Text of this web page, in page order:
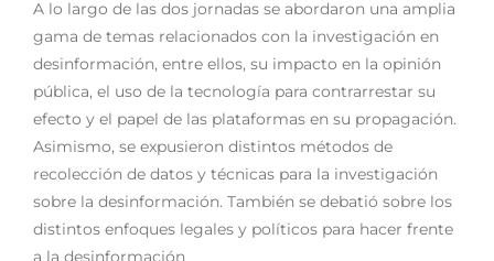
A lo largo de las dos jornadas se abordaron una amplia
gama de temas relacionados con la investigación en
desinformación, entre ellos, su impacto en la opinión
pública, el uso de la tecnología para contrarrestar su
efecto y el papel de las plataformas en su propagación.
Asimismo, se expusieron distintos métodos de
recolección de datos y técnicas para la investigación
sobre la desinformación. También se debatió sobre los
distintos enfoques legales y políticos para hacer frente
a la desinformación